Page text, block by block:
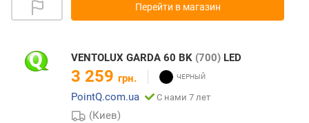
Перейти в магазин
VENTOLUX GARDA 60 BK (700) LED
3 259 грн.
PointQ.com.ua
С нами 7 лет
(Киев)